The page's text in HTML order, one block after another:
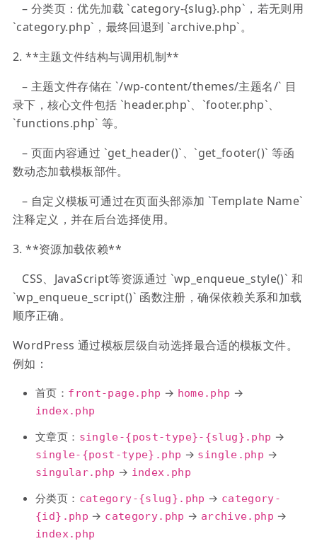
– 分类页：优先加载 `category-{slug}.php`，若无则用
`category.php`，最终回退到 `archive.php`。
2. **主题文件结构与调用机制**
– 主题文件存储在 `/wp-content/themes/主题名/` 目
录下，核心文件包括 `header.php`、`footer.php`、
`functions.php` 等。
– 页面内容通过 `get_header()`、`get_footer()` 等函
数动态加载模板部件。
– 自定义模板可通过在页面头部添加 `Template Name`
注释定义，并在后台选择使用。
3. **资源加载依赖**
CSS、JavaScript等资源通过 `wp_enqueue_style()` 和
`wp_enqueue_script()` 函数注册，确保依赖关系和加载
顺序正确。
WordPress 通过模板层级自动选择最合适的模板文件。
例如：
首页： front-page.php → home.php →
index.php
文章页： single-{post-type}-{slug}.php →
single-{post-type}.php → single.php →
singular.php → index.php
分类页： category-{slug}.php → category-
{id}.php → category.php → archive.php →
index.php